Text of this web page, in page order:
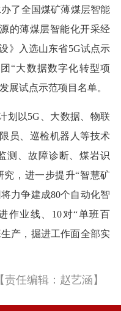
了全国煤矿薄煤层智能
的薄煤层智能化开采经
》入选山东省5G试点示
“大数据数字化转型项
展试点示范项目名单。
划以5G、大数据、物联
员、巡检机器人等技术
测、故障诊断、煤岩识
究，进一步提升“智慧矿
力争建成80个自动化智
作业线、10对“单班百
产，掘进工作面全部实
【责任编辑：赵艺涵】